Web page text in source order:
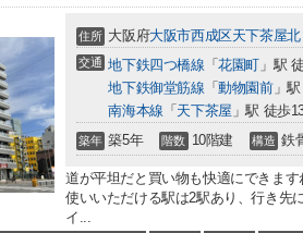
住所 大阪府大阪市西成区天下茶屋北
交通 地下鉄四つ橋線 「花園町 」駅
地下鉄御堂筋線 「動物園前」
南海本線 「 天下茶屋 」駅 徒歩
築年 築5年 階数 10階建 構造 鉄
道が平坦だと買い物も快適にできま
使いいただける駅は2駅あり、行き先
イ...